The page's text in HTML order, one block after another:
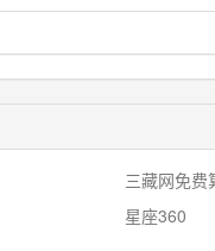
三藏网免费
星座360